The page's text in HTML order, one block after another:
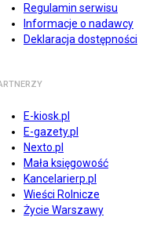
Regulamin serwisu
Informacje o nadawcy
Deklaracja dostępności
E-kiosk.pl
E-gazety.pl
Nexto.pl
Mała księgowość
Kancelarierp.pl
Wieści Rolnicze
Życie Warszawy